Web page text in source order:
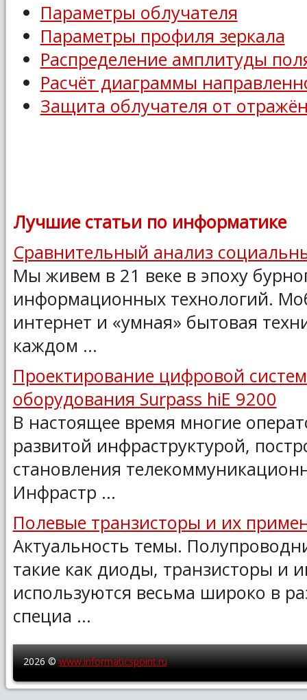
Параметры облучателя
Параметры профиля зеркала
Распределение амплитуды
Расчёт диаграммы
Защита облучателя от
Лучшие статьи по информатике
Сравнительный анализ
Мы живем в 21 веке в эпоху
информационных технологий.
интернет и «умная» бытовая
каждом ...
Проектирование цифровой
оборудования Surpass hiE 9200
В настоящее время многие
развитой инфраструктурой,
становления
Инфрастр ...
Полевые транзисторы и их
Актуальность темы.
такие как диоды, транзисторы и
используются весьма широко в
специа ...
2026 ©www.informaticspoint.ru